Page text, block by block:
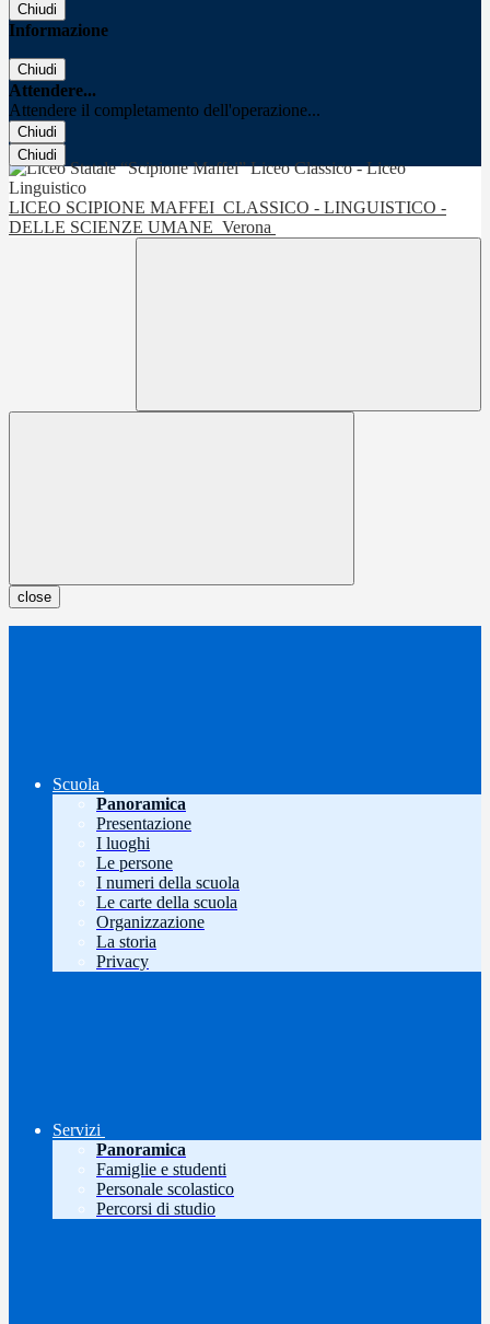
Chiudi
Informazione
Chiudi
Attendere...
Attendere il completamento dell'operazione...
Chiudi
Chiudi
LICEO SCIPIONE MAFFEI CLASSICO - LINGUISTICO -
DELLE SCIENZE UMANE Verona
close
Scuola
Panoramica
Presentazione
I luoghi
Le persone
I numeri della scuola
Le carte della scuola
Organizzazione
La storia
Privacy
Servizi
Panoramica
Famiglie e studenti
Personale scolastico
Percorsi di studio